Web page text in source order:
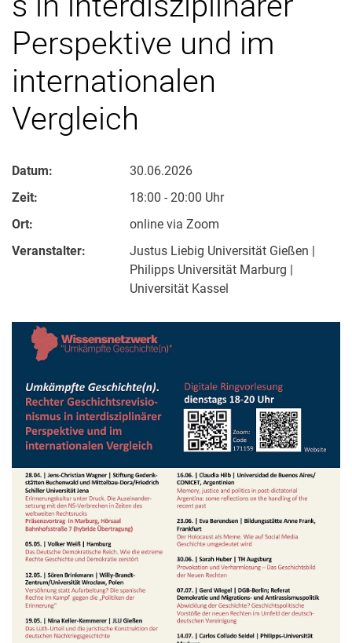
Perspektive und im
internationalen
Vergleich
Datum:
30.06.2026
Zeit:
18:00 - 20:00 Uhr
Ort:
online via Zoom
Veranstalter:
Justus Liebig Universität Gießen |
Philipps Universität Marburg |
Universität Kassel